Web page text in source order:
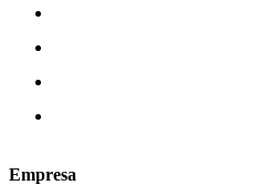
Empresa